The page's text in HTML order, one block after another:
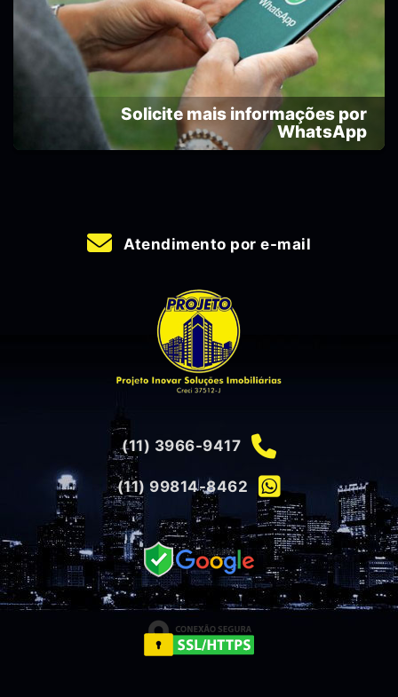
Solicite mais informações por
WhatsApp
Atendimento por e-mail
(11) 3966-9417
(11) 99814-8462